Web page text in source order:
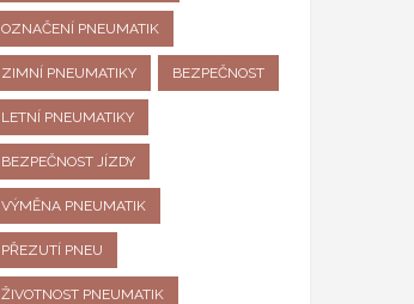
OZNAČENÍ PNEUMATIK
ZIMNÍ PNEUMATIKY BEZPEČNOST
LETNÍ PNEUMATIKY
BEZPEČNOST JÍZDY
VÝMĚNA PNEUMATIK
PŘEZUTÍ PNEU
ŽIVOTNOST PNEUMATIK